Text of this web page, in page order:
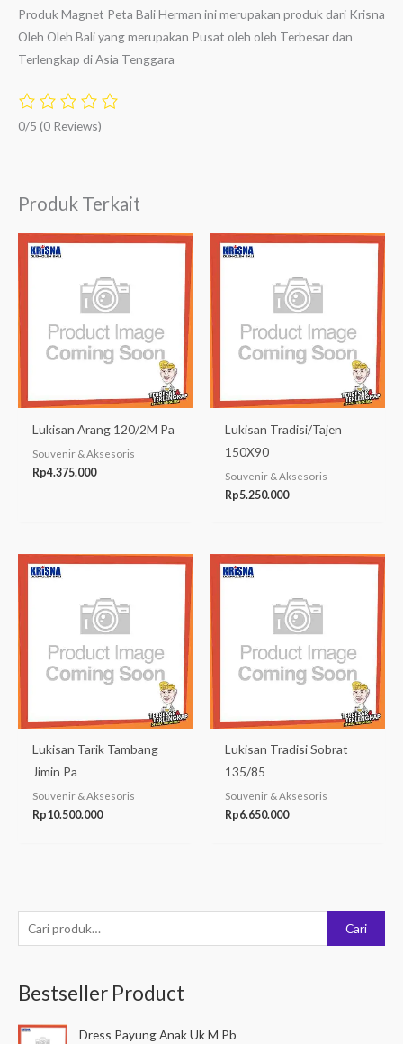
e
c
Cari
Bestseller Product
Dress Payung Anak Uk M Pb
Produk Magnet Peta Bali Herman ini merupakan produk dari Krisna
Oleh Oleh Bali yang merupakan Pusat oleh oleh Terbesar dan
Terlengkap di Asia Tenggara
0/5 (0 Reviews)
Produk Terkait
Lukisan Arang 120/2M Pa
Souvenir & Aksesoris
Rp4.375.000
Lukisan Tradisi/Tajen
150X90
Souvenir & Aksesoris
Rp5.250.000
Lukisan Tarik Tambang
Jimin Pa
Souvenir & Aksesoris
Rp10.500.000
Lukisan Tradisi Sobrat
135/85
Souvenir & Aksesoris
Rp6.650.000